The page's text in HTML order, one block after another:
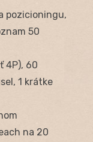
pozicioningu,
50
4P), 60
1 krátke
na 20